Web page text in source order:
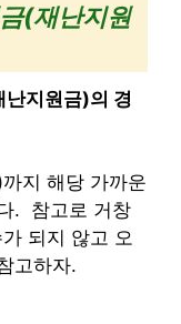
(재난지원
난지원금)의 경
지 해당 가까운
. 참고로 거창
되지 않고 오
고하자.